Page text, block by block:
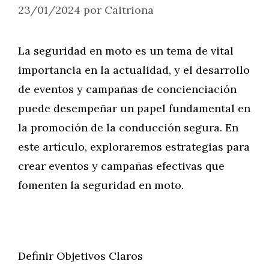
23/01/2024 por Caitriona
La seguridad en moto es un tema de vital
importancia en la actualidad, y el desarrollo
de eventos y campañas de concienciación
puede desempeñar un papel fundamental en
la promoción de la conducción segura. En
este artículo, exploraremos estrategias para
crear eventos y campañas efectivas que
fomenten la seguridad en moto.
Definir Objetivos Claros